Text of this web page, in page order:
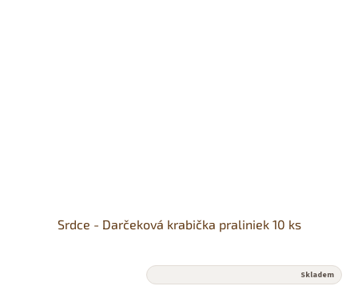
Srdce - Darčeková krabička praliniek 10 ks
Skladem